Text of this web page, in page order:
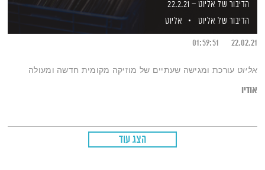
הדיבור של אליוט – 22.2.21
הדיבור של אליוט
אליוט
22.02.21
01:59:51
אליוט עורכת ומגישה שעתיים של מוזיקה מקומית חדשה ומעולה
אודיו
הצג עוד